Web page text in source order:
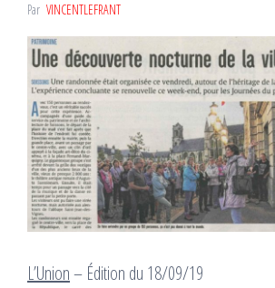
Par VINCENTLEFRANT
L’Union– Édition du 18/09/19